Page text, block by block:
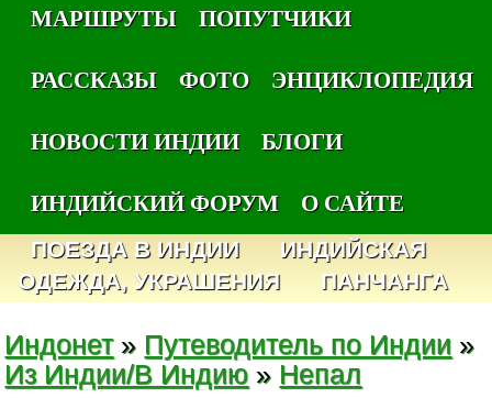
МАРШРУТЫ
ПОПУТЧИКИ
РАССКАЗЫ
ФОТО
ЭНЦИКЛОПЕДИЯ
НОВОСТИ ИНДИИ
БЛОГИ
ИНДИЙСКИЙ ФОРУМ
О САЙТЕ
ПОЕЗДА В ИНДИИ
ИНДИЙСКАЯ
ОДЕЖДА, УКРАШЕНИЯ
ПАНЧАНГА
Индонет» Путеводитель по Индии »
Из Индии/В Индию » Непал